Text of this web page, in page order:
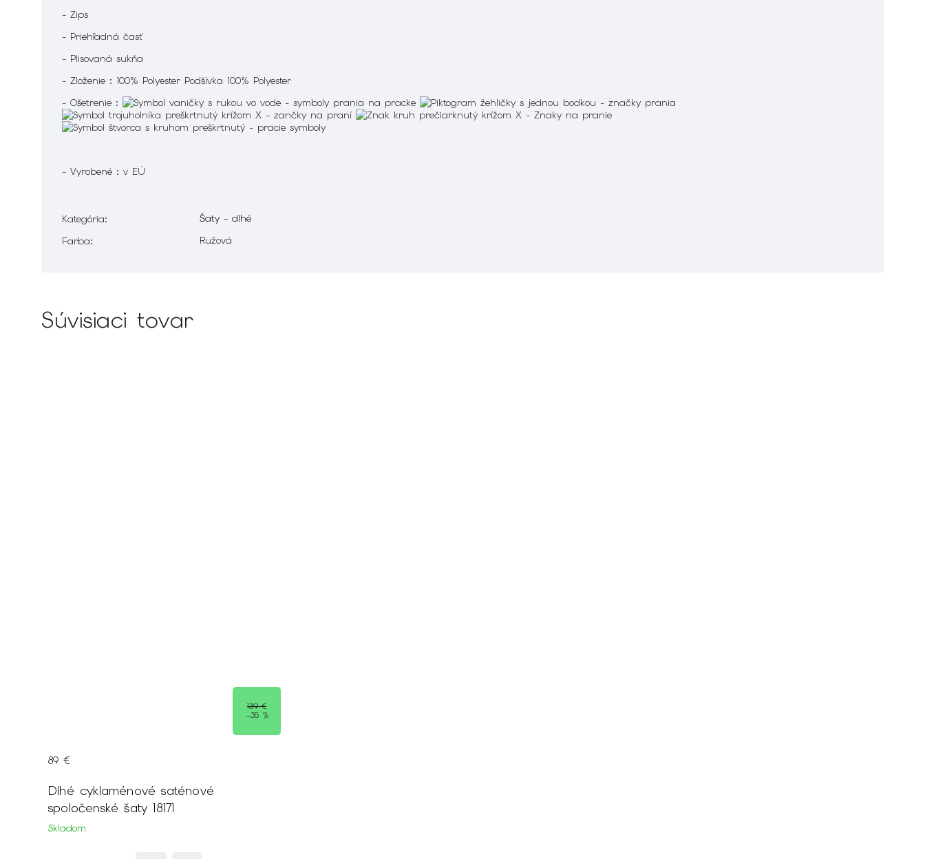
- Zips
- Priehľadná časť
- Plisovaná sukňa
- Zloženie : 100% Polyester Podšívka 100% Polyester
- Ošetrenie :
- Vyrobené : v EÚ
Kategória:
Šaty - dlhé
Farba: Ružová
Súvisiaci tovar
139 €
–35 %
Dlhé cyklaménové saténové
spoločenské šaty 18171
Skladom
89 €